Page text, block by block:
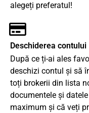
alegeți preferatul!
Deschiderea contului
După ce ți-ai ales
deschizi contul și să
toți brokerii din lista
documentele și
maximum și că veți